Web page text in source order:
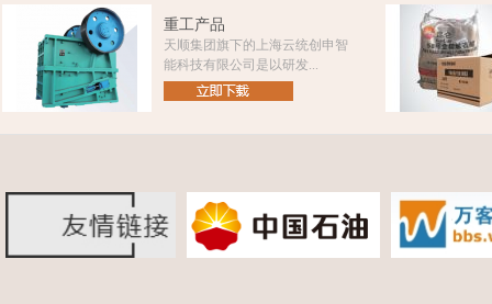
重工产品
天顺集团旗下的上海云统创申智
能科技有限公司是以研发...